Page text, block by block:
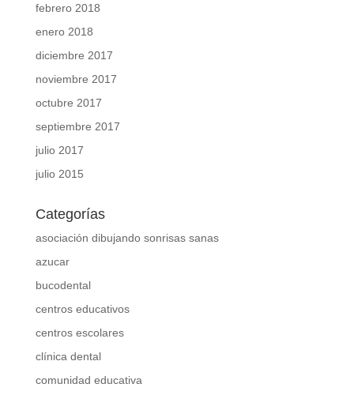
febrero 2018
enero 2018
diciembre 2017
noviembre 2017
octubre 2017
septiembre 2017
julio 2017
julio 2015
Categorías
asociación dibujando sonrisas sanas
azucar
bucodental
centros educativos
centros escolares
clínica dental
comunidad educativa